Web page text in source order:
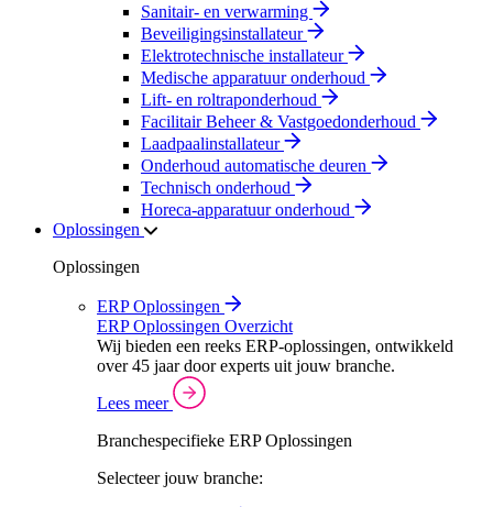
Sanitair- en verwarming
Beveiligingsinstallateur
Elektrotechnische installateur
Medische apparatuur onderhoud
Lift- en roltraponderhoud
Facilitair Beheer & Vastgoedonderhoud
Laadpaalinstallateur
Onderhoud automatische deuren
Technisch onderhoud
Horeca-apparatuur onderhoud
Oplossingen
Oplossingen
ERP Oplossingen
ERP Oplossingen Overzicht
Wij bieden een reeks ERP-oplossingen, ontwikkeld
over 45 jaar door experts uit jouw branche.
Lees meer
Branchespecifieke ERP Oplossingen
Selecteer jouw branche: